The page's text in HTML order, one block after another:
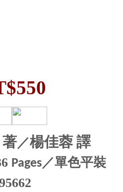
著／楊佳蓉 譯
Pages／單色平裝